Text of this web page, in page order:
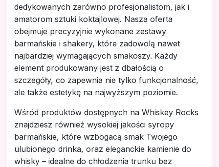
dedykowanych zarówno profesjonalistom, jak i
amatorom sztuki koktajlowej. Nasza oferta
obejmuje precyzyjnie wykonane zestawy
barmańskie i shakery, które zadowolą nawet
najbardziej wymagających smakoszy. Każdy
element produkowany jest z dbałością o
szczegóły, co zapewnia nie tylko funkcjonalność,
ale także estetykę na najwyższym poziomie.
Wśród produktów dostępnych na Whiskey Rocks
znajdziesz również wysokiej jakości syropy
barmańskie, które wzbogacą smak Twojego
ulubionego drinka, oraz eleganckie kamienie do
whisky – idealne do chłodzenia trunku bez